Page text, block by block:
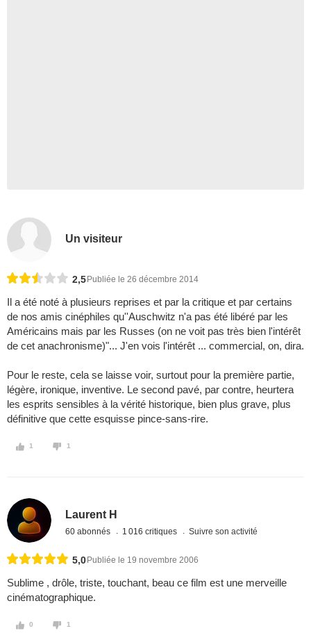
Un visiteur
2,5 Publiée le 26 décembre 2014
Il a été noté à plusieurs reprises et par la critique et par certains
de nos amis cinéphiles qu''Auschwitz n'a pas été libéré par les
Américains mais par les Russes (on ne voit pas très bien l'intérêt
de cet anachronisme)"... J'en vois l'intérêt ... commercial, on, dira.
Pour le reste, cela se laisse voir, surtout pour la première partie,
légère, ironique, inventive. Le second pavé, par contre, heurtera
les esprits sensibles à la vérité historique, bien plus grave, plus
définitive que cette esquisse pince-sans-rire.
1 1
Laurent H
60 abonnés 1 016 critiques Suivre son activité
5,0 Publiée le 19 novembre 2006
Sublime , drôle, triste, touchant, beau ce film est une merveille
cinématographique.
0 1